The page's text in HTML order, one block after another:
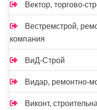
Вектор, торгово-
Вестремстрой,
компания
ВиД-Строй
Видар, ремонтно-
Виконт,